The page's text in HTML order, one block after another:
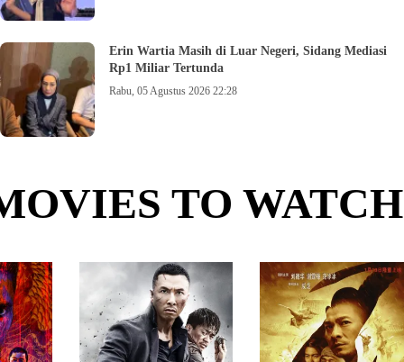
Erin Wartia Masih di Luar Negeri, Sidang Mediasi
Rp1 Miliar Tertunda
Rabu, 05 Agustus 2026 22:28
TO WATCH